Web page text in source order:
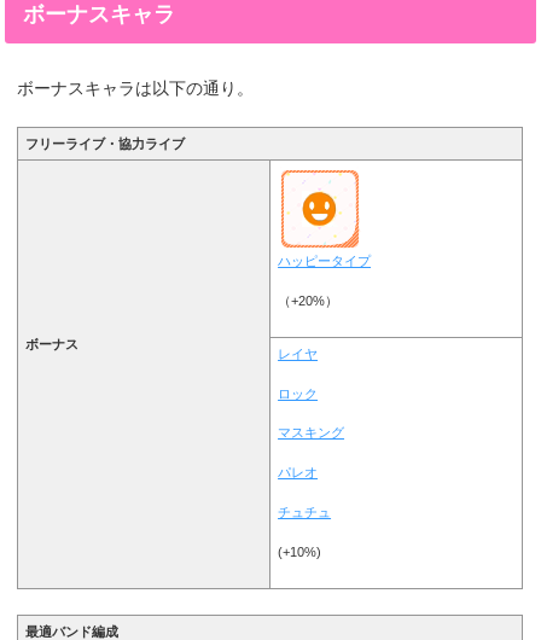
ボーナスキャラ
ボーナスキャラは以下の通り。
フリーライブ・協力ライブ
ボーナス
ハッピータイプ
（+20%）
レイヤ
ロック
マスキング
パレオ
チュチュ
(+10%)
最適バンド編成